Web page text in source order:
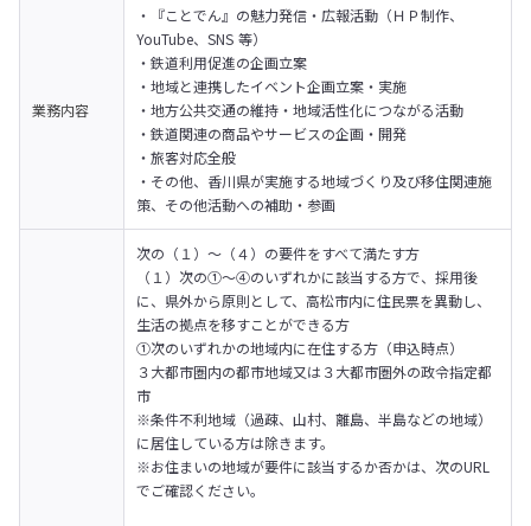
業務内容
・『ことでん』の魅力発信・広報活動（ＨＰ制作、
YouTube、SNS 等）
・鉄道利用促進の企画立案
・地域と連携したイベント企画立案・実施
・地方公共交通の維持・地域活性化につながる活動
・鉄道関連の商品やサービスの企画・開発
・旅客対応全般
・その他、香川県が実施する地域づくり及び移住関連施
策、その他活動への補助・参画
次の（１）～（４）の要件をすべて満たす方
（１）次の①～④のいずれかに該当する方で、採用後
に、県外から原則として、高松市内に住民票を異動し、
生活の拠点を移すことができる方
①次のいずれかの地域内に在住する方（申込時点）
３大都市圏内の都市地域又は３大都市圏外の政令指定都
市
※条件不利地域（過疎、山村、離島、半島などの地域）
に居住している方は除きます。
※お住まいの地域が要件に該当するか否かは、次のURL
でご確認ください。